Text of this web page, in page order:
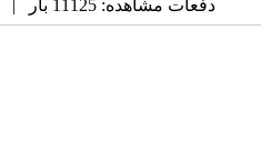
دفعات مشاهده: 11125 بار |